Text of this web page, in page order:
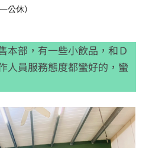
公休）
本部，有一些小飲品，和Ｄ
人員服務態度都蠻好的，蠻